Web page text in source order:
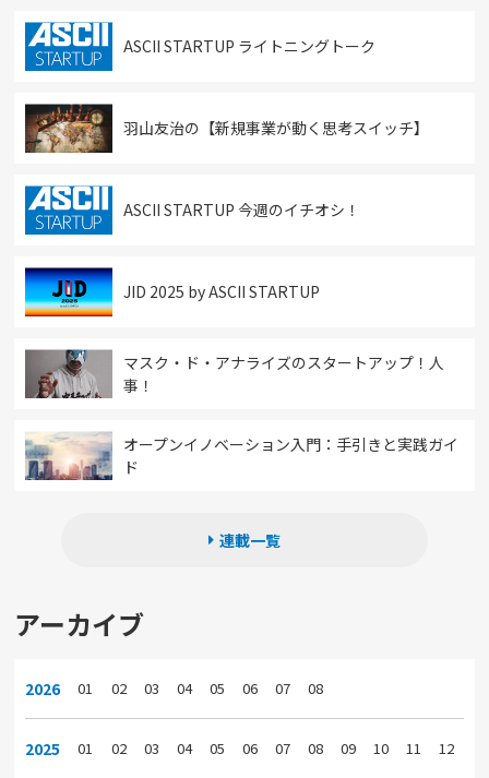
ASCII STARTUP ライトニングトーク
羽山友治の【新規事業が動く思考スイッチ】
ASCII STARTUP 今週のイチオシ！
JID 2025 by ASCII STARTUP
マスク・ド・アナライズのスタートアップ！人
事！
オープンイノベーション入門：手引きと実践ガイ
ド
連載一覧
アーカイブ
2026 01 02 03 04 05 06 07 08
2025 01 02 03 04 05 06 07 08 09 10 11 12